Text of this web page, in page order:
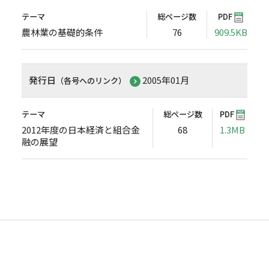
テーマ
農林業の基礎的条件
総ページ数
76
PDF
909.5KB
発行日 （各号へのリンク） 2005年01月
テーマ
2012年度の日本経済と組合金
融の展望
総ページ数
68
PDF
1.3MB